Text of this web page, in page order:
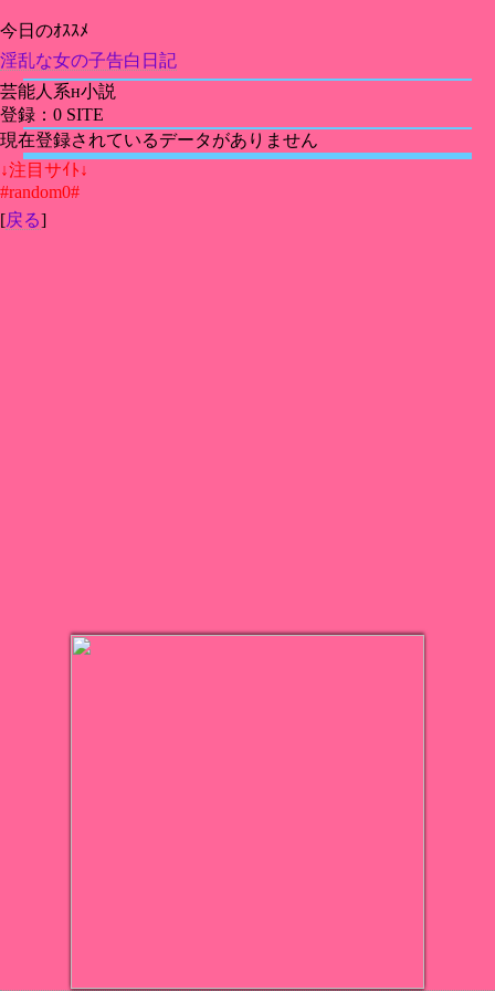
今日のｵｽｽﾒ
淫乱な女の子告白日記
芸能人系н小説
登録：0 SITE
現在登録されているデータがありません
↓注目サｲﾄ↓
#random0#
[戻る]